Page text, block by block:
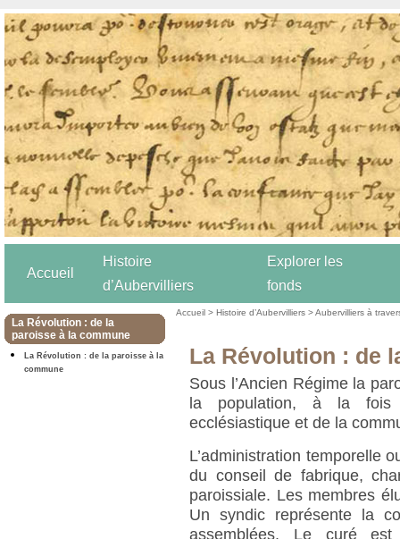
Accueil
Histoire
d’Aubervilliers
Explorer les
fonds
La Révolution : de la
paroisse à la commune
La Révolution : de la paroisse à la
commune
Accueil >Histoire d’Aubervilliers>Aubervilliers à
La Révolution : de
Sous l’Ancien Régime la
la population, à la fois
ecclésiastique et de la
L’administration temporelle
du conseil de fabrique,
paroissiale. Les membres
Un syndic représente la
assemblées. Le curé